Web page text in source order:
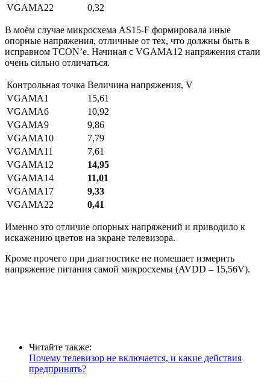
VGAMA22
0,32
В моём случае микросхема AS15-F формировала иные
опорные напряжения, отличные от тех, что должны быть в
исправном TCON’е. Начиная с VGAMA12 напряжения стали
очень сильно отличаться.
Контрольная точка Величина напряжения, V
VGAMA1
15,61
VGAMA6
10,92
VGAMA9
9,86
VGAMA10
7,79
VGAMA11
7,61
VGAMA12
14,95
VGAMA14
11,01
VGAMA17
9,33
VGAMA22
0,41
Именно это отличие опорных напряжений и приводило к
искажению цветов на экране телевизора.
Кроме прочего при диагностике не помешает измерить
напряжение питания самой микросхемы (AVDD – 15,56V).
Читайте также:
Почему телевизор не включается, и какие действия
предпринять?